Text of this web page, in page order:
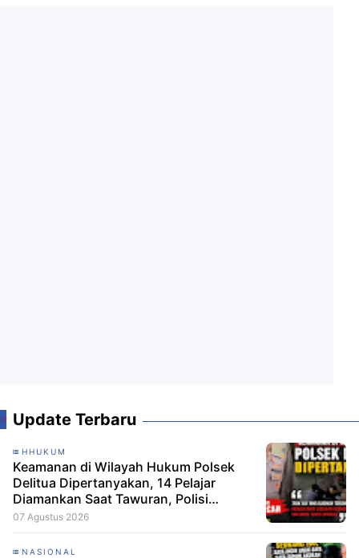
Update Terbaru
HHUKUM
Keamanan di Wilayah Hukum Polsek
Delitua Dipertanyakan, 14 Pelajar
Diamankan Saat Tawuran, Polisi
Pastikan Tak Ada Tersangka
07 Agustus 2026
NASIONAL